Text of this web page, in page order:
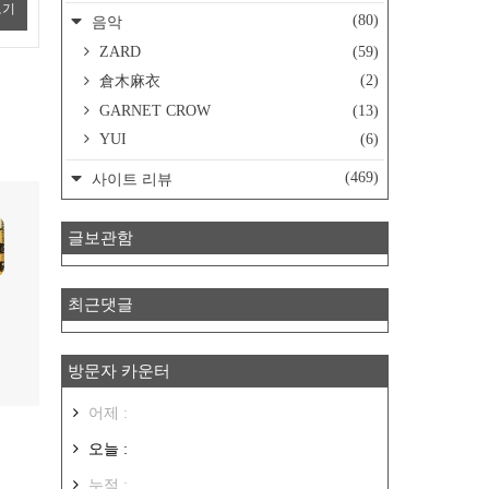
음악
(80)
ZARD
(59)
倉木麻衣
(2)
GARNET CROW
(13)
YUI
(6)
사이트 리뷰 (469)
글보관함
최근댓글
방문자 카운터
어제 :
오늘 :
누적 :